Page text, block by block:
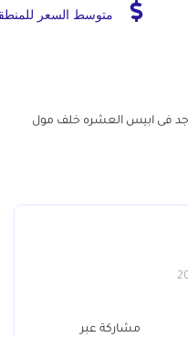
متوسط السعر
فى ابيس العشره خلف مول
مشاركة عبر